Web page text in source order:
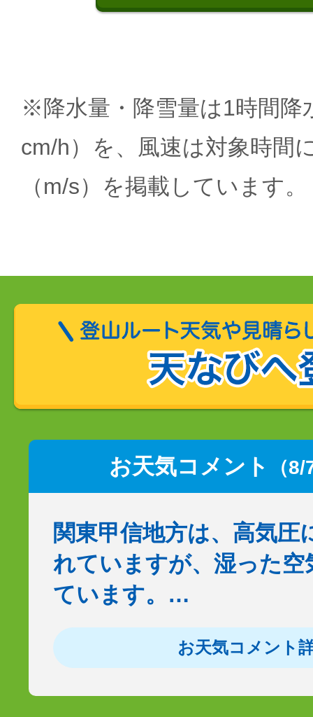
※降水量・降雪量は1時間降
cm/h）を、風速は対象時間
（m/s）を掲載しています。
お天気コメント （
関東甲信地方は、高気圧
れていますが、湿った空
ています。…
お天気コメント